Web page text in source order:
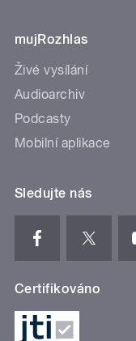
mujRozhlas
Živé vysílání
Audioarchiv
Podcasty
Mobilní aplikace
Sledujte nás
Certifikováno